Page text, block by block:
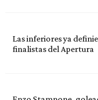
Las inferiores ya
finalistas del Apertura